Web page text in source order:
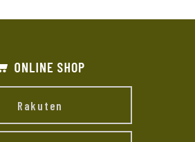
Rakuten